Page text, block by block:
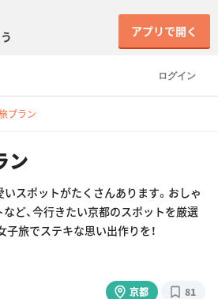
ログイン
アプリで開く
プラン
ン
いスポットがたくさんあります。おしゃ
ど、今行きたい京都のスポットを厳選
子旅でステキな思い出作りを！
京都 81